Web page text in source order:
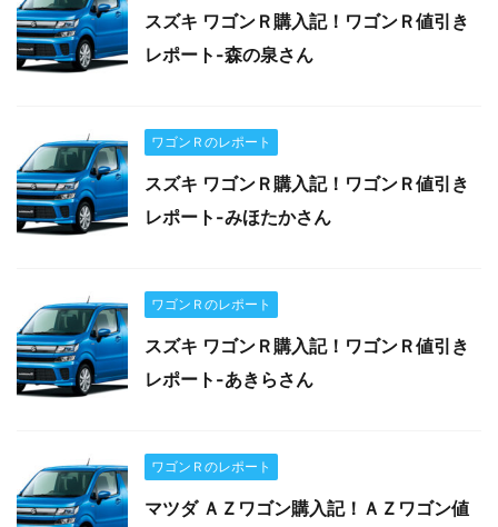
スズキ ワゴンＲ購入記！ワゴンＲ値引き
レポート-森の泉さん
ワゴンＲのレポート
スズキ ワゴンＲ購入記！ワゴンＲ値引き
レポート-みほたかさん
ワゴンＲのレポート
スズキ ワゴンＲ購入記！ワゴンＲ値引き
レポート-あきらさん
ワゴンＲのレポート
マツダ ＡＺワゴン購入記！ＡＺワゴン値